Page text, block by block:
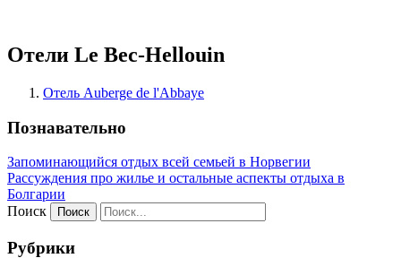
Отели Le Bec-Hellouin
Отель Auberge de l'Abbaye
Познавательно
Запоминающийся отдых всей семьей в Норвегии
Рассуждения про жилье и остальные аспекты отдыха в
Болгарии
Поиск
Рубрики